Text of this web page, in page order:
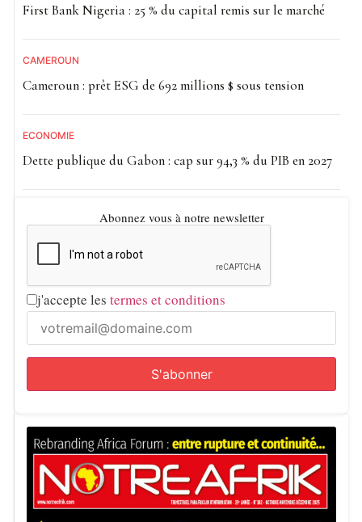
First Bank Nigeria : 25 % du capital remis sur le marché
CAMEROUN
Cameroun : prêt ESG de 692 millions $ sous tension
ECONOMIE
Dette publique du Gabon : cap sur 94,3 % du PIB en 2027
Abonnez vous à notre newsletter
j'accepte les termes et conditions